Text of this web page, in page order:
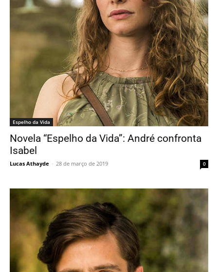
Espelho da Vida
Novela “Espelho da Vida”: André confronta
Isabel
Lucas Athayde - 28 de março de 2019 0